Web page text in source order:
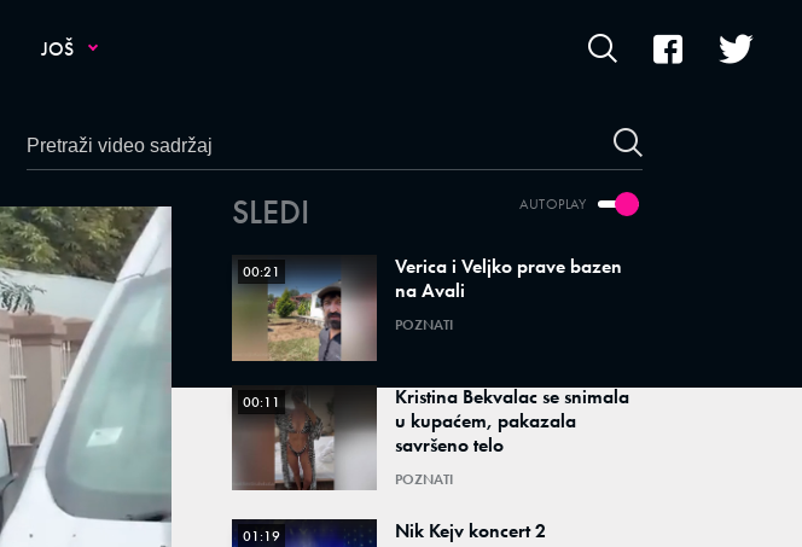
JOŠ
AUTOPLAY
SLEDI
00:21
Verica i Veljko prave bazen
na Avali
POZNATI
00:11
Kristina Bekvalac se snimala
u kupaćem, pakazala
savršeno telo
POZNATI
01:19 Nik Kejv koncert 2